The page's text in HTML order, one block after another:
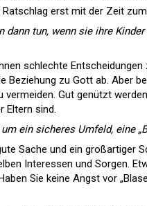
erst mit der Zeit
dann tun, wenn sie ihre
schlechte
Beziehung zu Gott ab. Aber
vermeiden. Gut genützt
Eltern sind.
ein sicheres Umfeld, eine
Sache und ein großartiger
Interessen und Sorgen.
Sie keine Angst vor